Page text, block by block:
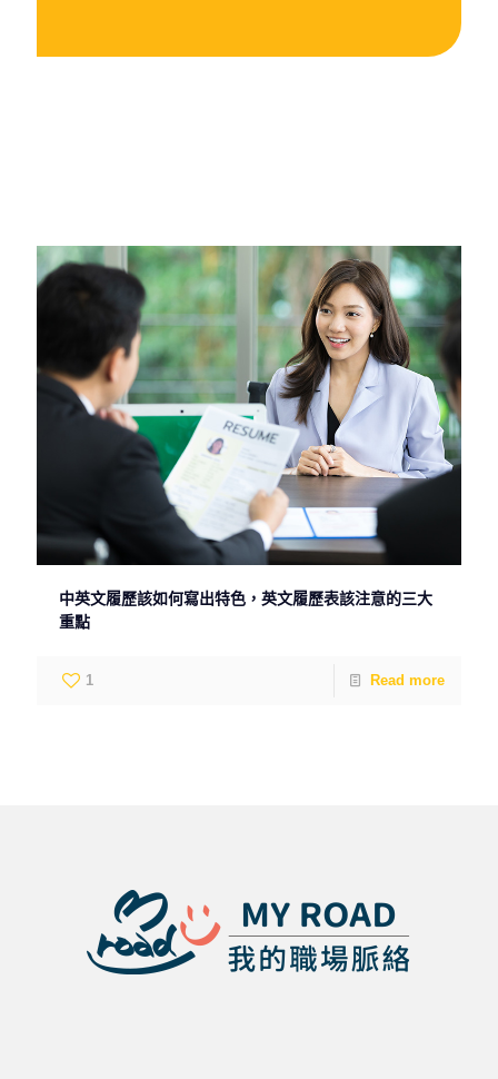
中英文履歷該如何寫出特色，英文履歷表該注意的三大
重點
1 Read more